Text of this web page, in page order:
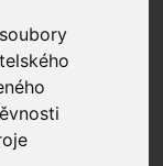
společnosti